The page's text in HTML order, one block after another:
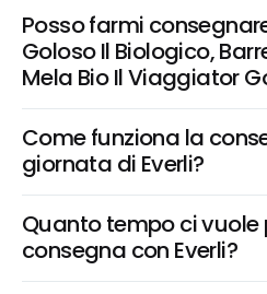
Posso farmi
Goloso Il Biologico,
Mela Bio Il Viaggiator
Come funziona la
giornata di Everli?
Quanto tempo ci vuole
consegna con Everli?